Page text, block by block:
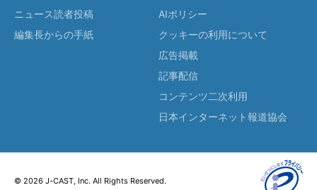
ニュース読者投稿
編集長からの手紙
AIポリシー
クッキーの利用について
広告掲載
記事配信
コンテンツ二次利用
日本インターネット報道協会
© 2026 J-CAST, Inc. All Rights Reserved.